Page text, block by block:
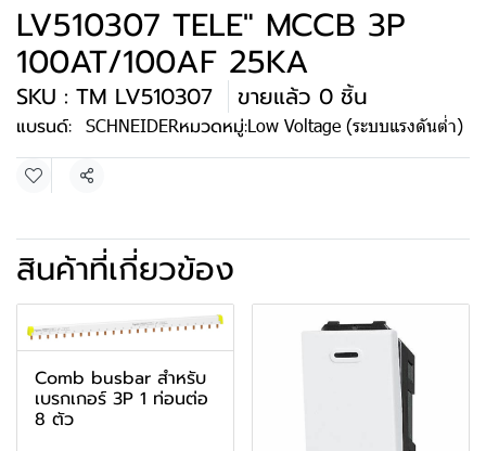
LV510307 TELE" MCCB 3P
100AT/100AF 25KA
SKU : TM LV510307 ขายแล้ว 0 ชิ้น
แบรนด์: SCHNEIDERหมวดหมู่:Low Voltage (ระบบแรงดันต่ำ)
แชร์
สินค้าที่เกี่ยวข้อง
Comb busbar สำหรับ
เบรกเกอร์ 3P 1 ท่อนต่อ
8 ตัว